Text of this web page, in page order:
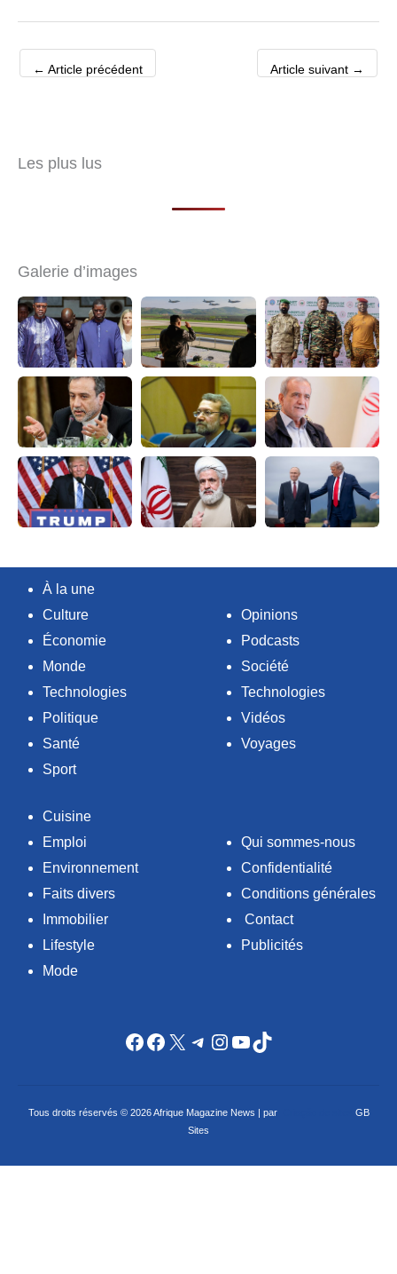
← Article précédent Article suivant →
Les plus lus
Galerie d’images
À la une
Culture
Économie
Monde
Technologies
Politique
Santé
Sport
Opinions
Podcasts
Société
Technologies
Vidéos
Voyages
Cuisine
Emploi
Environnement
Faits divers
Immobilier
Lifestyle
Mode
Qui sommes-nous
Confidentialité
Conditions générales
Contact
Publicités
Facebook
Facebook
X Telegram
Instagram
YouTube
TikTok
Tous droits réservés © 2026 Afrique Magazine News | par
GB
Sites